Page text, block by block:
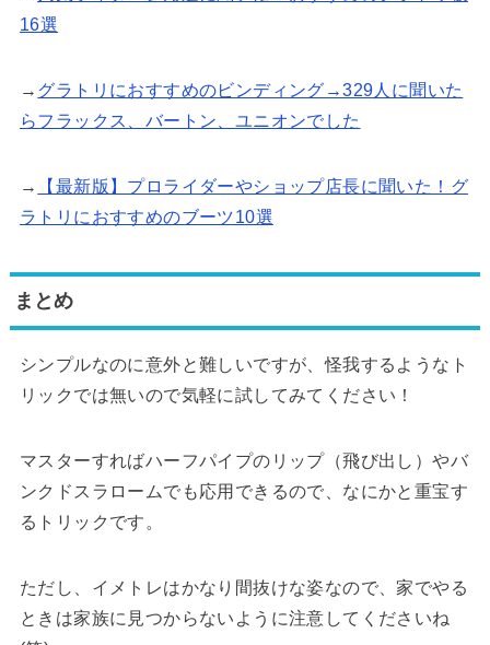
16選
→ グラトリにおすすめのビンディング→329人に聞いた
らフラックス、バートン、ユニオンでした
→
【最新版】プロライダーやショップ店長に聞いた！グ
ラトリにおすすめのブーツ10選
まとめ
シンプルなのに意外と難しいですが、怪我するようなト
リックでは無いので気軽に試してみてください！
マスターすればハーフパイプのリップ（飛び出し）やバ
ンクドスラロームでも応用できるので、なにかと重宝す
るトリックです。
ただし、イメトレはかなり間抜けな姿なので、家でやる
ときは家族に見つからないように注意してくださいね